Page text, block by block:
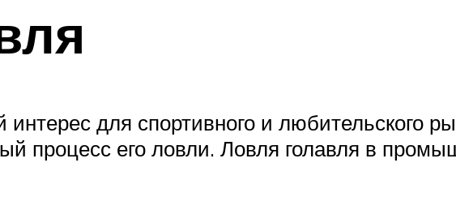
для спортивного и любительского
процесс его ловли. Ловля голавля в